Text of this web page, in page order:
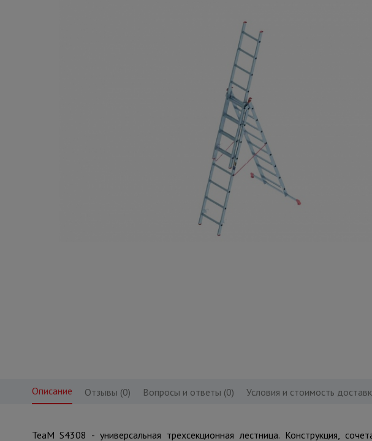
Вибротехника для строительства
Оборудование для работы с арматурой
Оборудование для бетонных работ
Тачки строительные и садовые
Лестницы и стремянки
Штукатурные комплекты
Сварочные аппараты
Описание Отзывы (0) Вопросы и ответы (0) Условия и стоимость
TeaM S4308 - универсальная трехсекционная лестница. Конструкция,